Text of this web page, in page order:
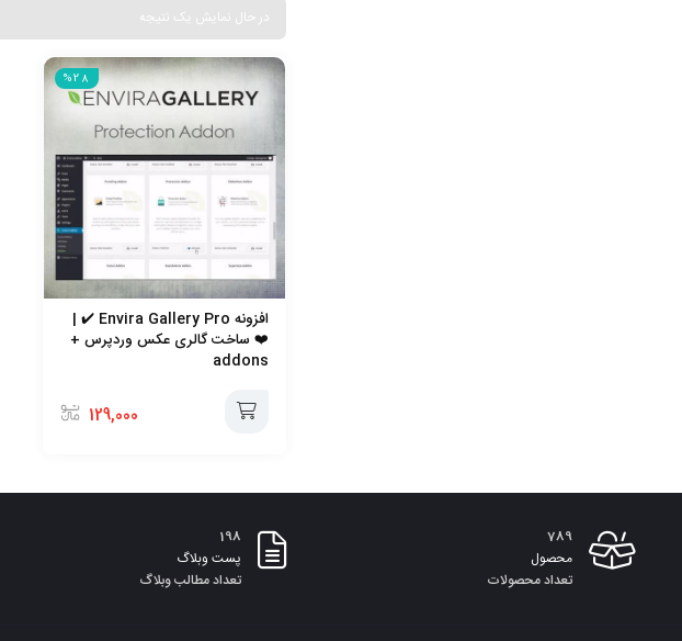
در حال نمایش یک نتیجه
%28
افزونه Envira Gallery Pro ✔️ |
❤️ ساخت گالری عکس وردپرس +
addons
129,000
سبد
789
محصول
تعداد محصولات
198
پست وبلاگ
تعداد مطالب وبلاگ